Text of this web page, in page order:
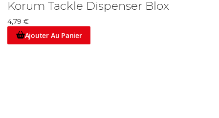
Korum Tackle Dispenser Blox
4,79 €
Ajouter Au Panier